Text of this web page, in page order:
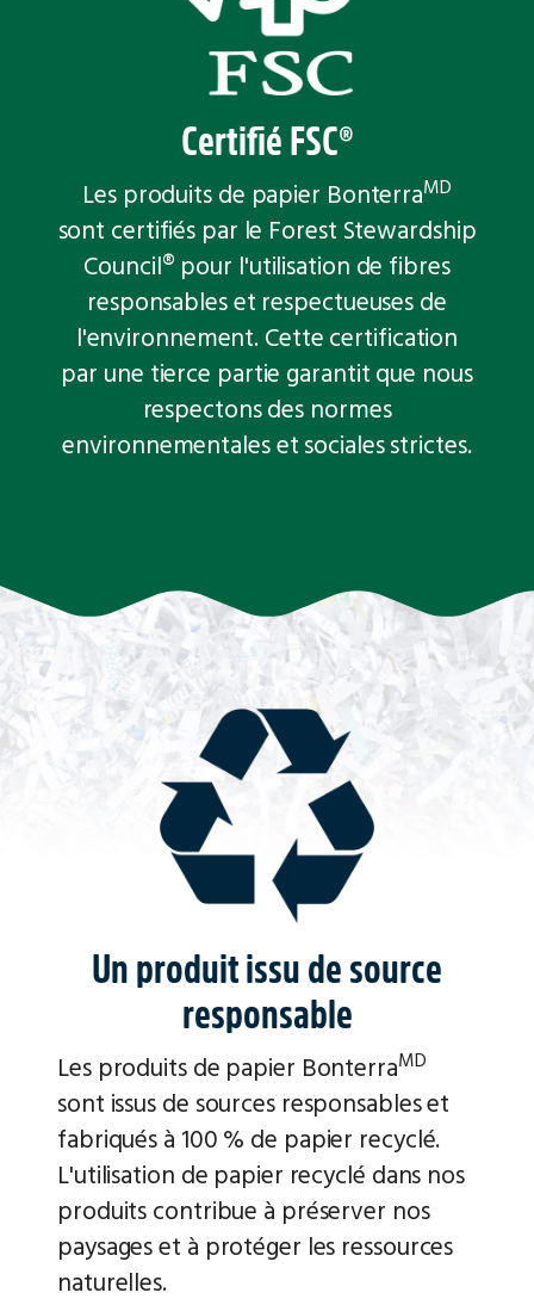
Certifié FSC®
Les produits de papier BonterraMD
sont certifiés par le Forest Stewardship
Council® pour l'utilisation de fibres
responsables et respectueuses de
l'environnement. Cette certification
par une tierce partie garantit que nous
respectons des normes
environnementales et sociales strictes.
Un produit issu de source
responsable
Les produits de papier BonterraMD
sont issus de sources responsables et
fabriqués à 100 % de papier recyclé.
L'utilisation de papier recyclé dans nos
produits contribue à préserver nos
paysages et à protéger les ressources
naturelles.